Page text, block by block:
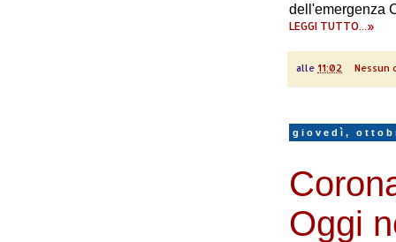
dell'emergenza
LEGGI TUTTO...»
alle 11:02 Nessun
giovedì,
Oggi